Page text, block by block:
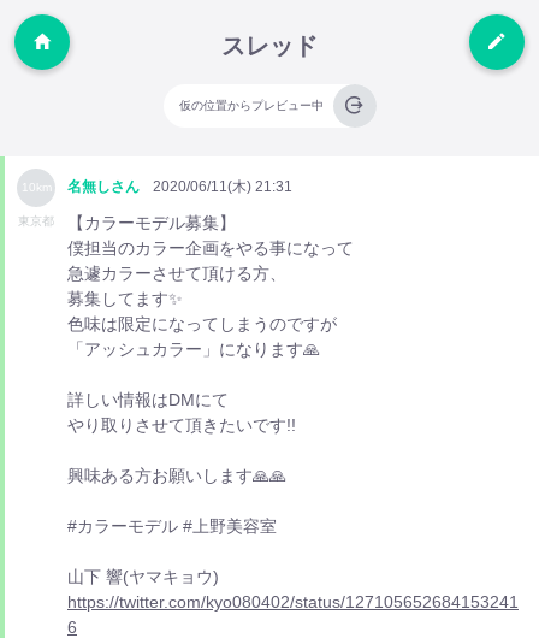
スレッド
仮の位置からプレビュー中
10km
東京都
名無しさん 2020/06/11(木) 21:31
【カラーモデル募集】
僕担当のカラー企画をやる事になって
急遽カラーさせて頂ける方、
募集してます✨
色味は限定になってしまうのですが
「アッシュカラー」になります🙏
詳しい情報はDMにて
やり取りさせて頂きたいです!!
興味ある方お願いします🙏🙏
#カラーモデル #上野美容室
山下 響(ヤマキョウ)
https://twitter.com/kyo080402/status/127105652684153241
6